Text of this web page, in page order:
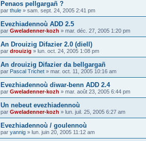
Penaos pellgargañ ?
par thule » sam. sept. 24, 2005 2:41 pm
Evezhiadennoù ADD 2.5
par Gweladenner-kozh » mar. déc. 27, 2005 1:20 pm
An Drouizig Difazier 2.0 (diell)
par drouizig » lun. oct. 24, 2005 1:08 pm
An drouizig Difazier da bellgargañ
par Pascal Trichet » mar. oct. 11, 2005 10:16 am
Evezhiadennoù diwar-benn ADD 2.4
par Gweladenner-kozh » mar. août 23, 2005 6:44 pm
Un nebeut evezhiadennoù
par Gweladenner-kozh » lun. juil. 25, 2005 6:27 am
Evezhiadennoù / goulennoù
par yannig » lun. juin 20, 2005 11:12 am